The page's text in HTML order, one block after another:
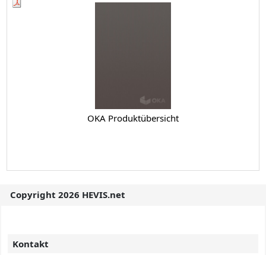
OKA Produktübersicht
Copyright 2026 HEVIS.net
Kontakt